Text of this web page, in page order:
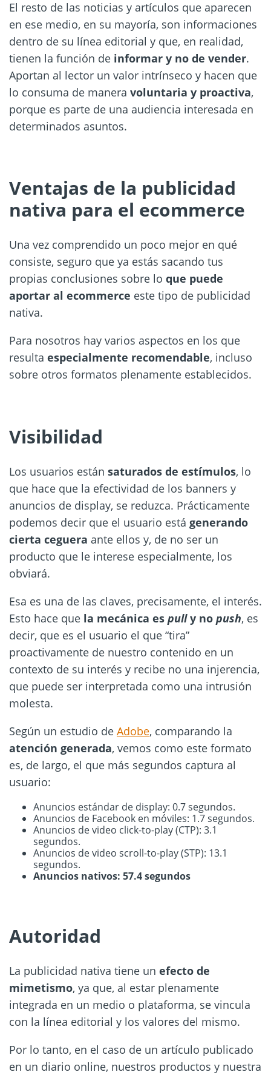
El resto de las noticias y artículos que aparecen
en ese medio, en su mayoría, son informaciones
dentro de su línea editorial y que, en realidad,
tienen la función de informar y no de vender.
Aportan al lector un valor intrínseco y hacen que
lo consuma de manera voluntaria y proactiva,
porque es parte de una audiencia interesada en
determinados asuntos.
Ventajas de la publicidad
nativa para el ecommerce
Una vez comprendido un poco mejor en qué
consiste, seguro que ya estás sacando tus
propias conclusiones sobre lo que puede
aportar al ecommerce este tipo de publicidad
nativa.
Para nosotros hay varios aspectos en los que
resulta especialmente recomendable, incluso
sobre otros formatos plenamente establecidos.
Visibilidad
Los usuarios están saturados de estímulos, lo
que hace que la efectividad de los banners y
anuncios de display, se reduzca. Prácticamente
podemos decir que el usuario está generando
cierta ceguera ante ellos y, de no ser un
producto que le interese especialmente, los
obviará.
Esa es una de las claves, precisamente, el interés.
Esto hace que la mecánica es pully no push, es
decir, que es el usuario el que “tira”
proactivamente de nuestro contenido en un
contexto de su interés y recibe no una injerencia,
que puede ser interpretada como una intrusión
molesta.
Según un estudio de Adobe, comparando la
atención generada, vemos como este formato
es, de largo, el que más segundos captura al
usuario:
Anuncios estándar de display: 0.7 segundos.
Anuncios de Facebook en móviles: 1.7 segundos.
Anuncios de video click-to-play (CTP): 3.1
segundos.
Anuncios de video scroll-to-play (STP): 13.1
segundos.
Anuncios nativos: 57.4 segundos
Autoridad
La publicidad nativa tiene un efecto de
mimetismo, ya que, al estar plenamente
integrada en un medio o plataforma, se vincula
con la línea editorial y los valores del mismo.
Por lo tanto, en el caso de un artículo publicado
en un diario online, nuestros productos y nuestra